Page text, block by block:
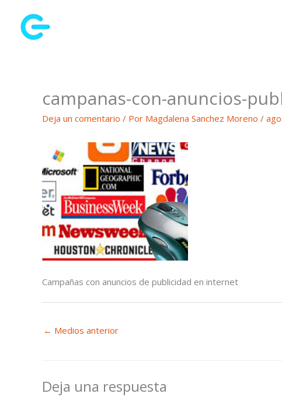
contenido
campanas-con-anuncios-
Deja un comentario / Por Magdalena Sanchez Moreno /
Campañas con anuncios de publicidad en internet
← Medios anterior
Deja una respuesta